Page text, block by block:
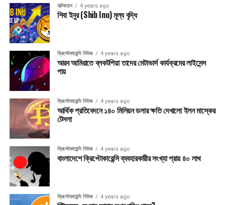
অল্টকয়েন 4 years ago
শিবা ইনুর (Shib Inu) মূল্য বৃদ্ধি
ক্রিপ্টোকারেন্সি নিউজ 4 years ago
আরব আমিরাতে ব্লকটপিয়া তাদের মেটাভার্স কার্যক্রমের লাইসেন্স
পায়
ক্রিপ্টোকারেন্সি নিউজ 4 years ago
আর্থিক প্রতিবেদনে ১৪০ মিলিয়ন ডলার ক্ষতি দেখালো ইলন মাস্কের
টেসলা
ক্রিপ্টোকারেন্সি নিউজ 4 years ago
বাংলাদেশে ক্রিপ্টোকারেন্সি ব্যবহারকারীর সংখ্যা প্রায় ৪০ লাখ
ক্রিপ্টোকারেন্সি নিউজ 4 years ago